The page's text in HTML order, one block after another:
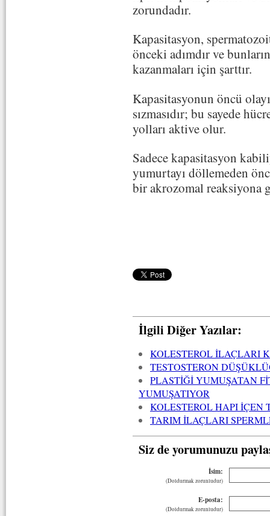
zorundadır.
Kapasitasyon,
önceki adımdır ve
kazanmaları için şarttır.
Kapasitasyonun öncü
sızmasıdır; bu sayede
yolları aktive olur.
Sadece kapasitasyon
yumurtayı döllemeden
bir akrozomal reaksiyona
İlgili Diğer Yazılar:
KOLESTEROL İLAÇLARI
TESTOSTERON
PLASTİĞİ YUMUŞATAN
YUMUŞATIYOR
KOLESTEROL HAPI İÇEN
TARIM İLAÇLARI
Siz de yorumunuzu
İsim:
(Doldurmak zorunludur)
E-posta:
(Doldurmak zorunludur)